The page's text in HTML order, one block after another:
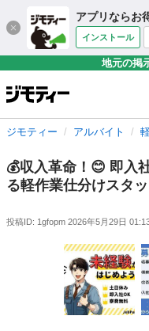
アプリならお
インストール
地元の掲
ジモティー アルバイト
💰収入革命！😊 即入
る軽作業仕分けスタッ
投稿ID: 1gfopm 2026年5月29日